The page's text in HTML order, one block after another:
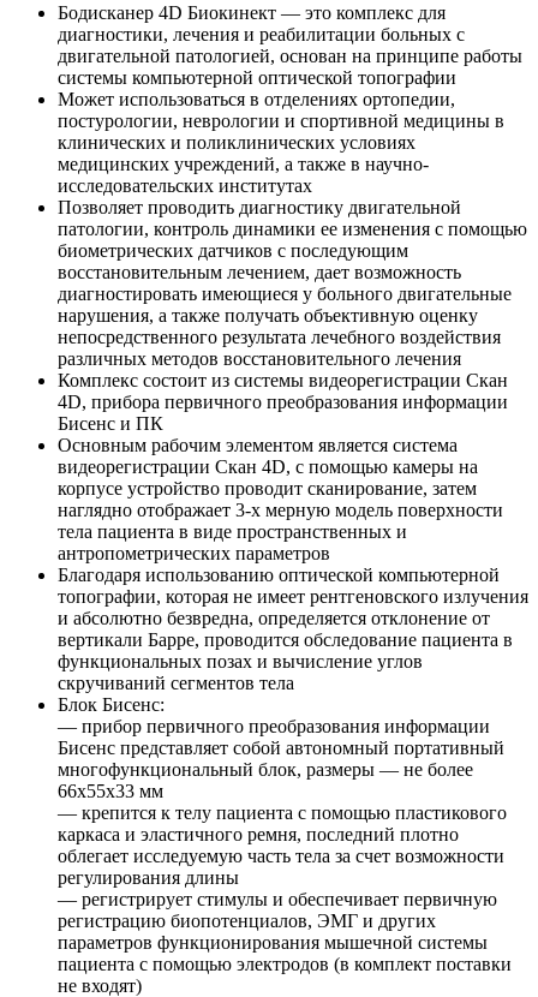
Бодисканер 4D Биокинект — это комплекс для
диагностики, лечения и реабилитации больных с
двигательной патологией, основан на принципе работы
системы компьютерной оптической топографии
Может использоваться в отделениях ортопедии,
постурологии, неврологии и спортивной медицины в
клинических и поликлинических условиях
медицинских учреждений, а также в научно-
исследовательских институтах
Позволяет проводить диагностику двигательной
патологии, контроль динамики ее изменения с помощью
биометрических датчиков с последующим
восстановительным лечением, дает возможность
диагностировать имеющиеся у больного двигательные
нарушения, а также получать объективную оценку
непосредственного результата лечебного воздействия
различных методов восстановительного лечения
Комплекс состоит из системы видеорегистрации Скан
4D, прибора первичного преобразования информации
Бисенс и ПК
Основным рабочим элементом является система
видеорегистрации Скан 4D, с помощью камеры на
корпусе устройство проводит сканирование, затем
наглядно отображает 3-х мерную модель поверхности
тела пациента в виде пространственных и
антропометрических параметров
Благодаря использованию оптической компьютерной
топографии, которая не имеет рентгеновского излучения
и абсолютно безвредна, определяется отклонение от
вертикали Барре, проводится обследование пациента в
функциональных позах и вычисление углов
скручиваний сегментов тела
Блок Бисенс:
— прибор первичного преобразования информации
Бисенс представляет собой автономный портативный
многофункциональный блок, размеры — не более
66x55x33 мм
— крепится к телу пациента с помощью пластикового
каркаса и эластичного ремня, последний плотно
облегает исследуемую часть тела за счет возможности
регулирования длины
— регистрирует стимулы и обеспечивает первичную
регистрацию биопотенциалов, ЭМГ и других
параметров функционирования мышечной системы
пациента с помощью электродов (в комплект поставки
не входят)